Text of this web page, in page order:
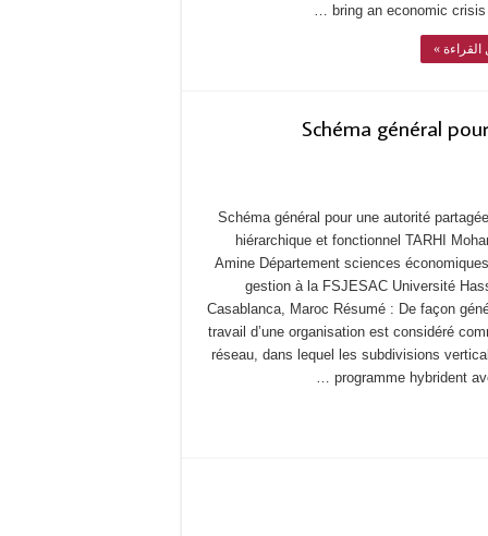
bring an economic crisis
القراءة »
Schéma général
Schéma général pour une autorité
hiérarchique et fonctionnel TARHI
Amine Département sciences
gestion à la FSJESAC Université
Casablanca, Maroc Résumé : De façon
travail d’une organisation est considéré
réseau, dans lequel les subdivisions
programme hybrident